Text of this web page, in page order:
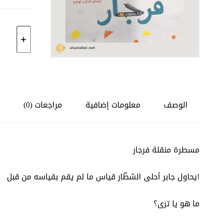
كمية
مسطرة
الوصف معلومات إضافية مراجعات (0)
مسطرة منقلة فرجار
!يحاول جابر أحلى الشطّار قياس ما لم يقم بقياسه من قبل
ما هو يا ترى؟